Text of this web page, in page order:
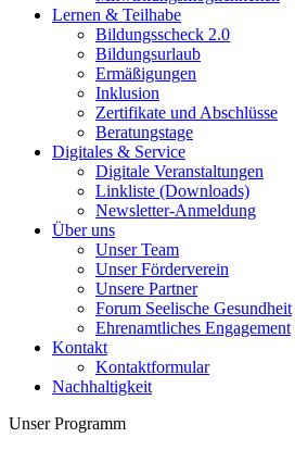
Lernen & Teilhabe
Bildungsscheck 2.0
Bildungsurlaub
Ermäßigungen
Inklusion
Zertifikate und Abschlüsse
Beratungstage
Digitales & Service
Digitale Veranstaltungen
Linkliste (Downloads)
Newsletter-Anmeldung
Über uns
Unser Team
Unser Förderverein
Unsere Partner
Forum Seelische Gesundheit
Ehrenamtliches Engagement
Kontakt
Kontaktformular
Nachhaltigkeit
Unser Programm